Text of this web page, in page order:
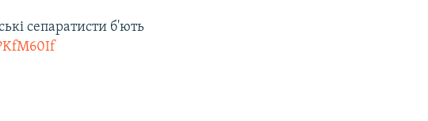
сепаратисти б'ють